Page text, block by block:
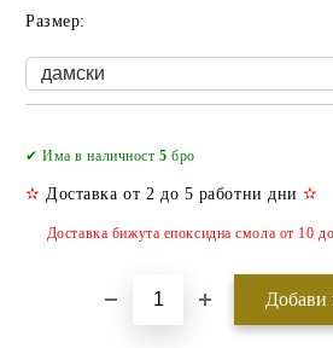
Размер:
✔ Има в наличност5 бро
✫ Доставка от 2 до 5 работни дни✫
Доставка бижута епоксидна смола от 10